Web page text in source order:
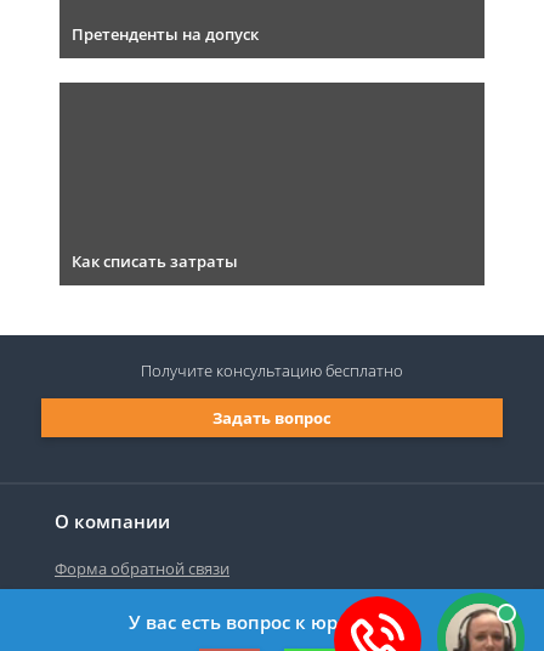
Претенденты на допуск
Как списать затраты
О компании
Форма обратной связи
Задать вопрос
Получите консультациюбесплатно
У вас есть вопрос к юристу?